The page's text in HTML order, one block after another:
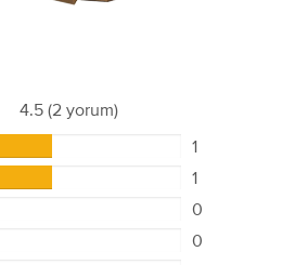
4.5 (2 yorum)
1
1
0
0